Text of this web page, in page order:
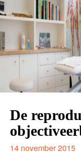
De
14 november 2015